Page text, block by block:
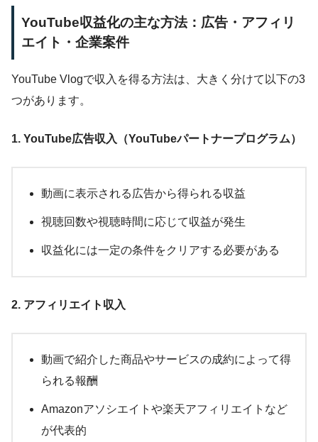
YouTube収益化の主な方法：広告・アフィリ
エイト・企業案件
YouTube Vlogで収入を得る方法は、大きく分けて以下の3
つがあります。
1. YouTube広告収入（YouTubeパートナープログラム）
動画に表示される広告から得られる収益
視聴回数や視聴時間に応じて収益が発生
収益化には一定の条件をクリアする必要がある
2. アフィリエイト収入
動画で紹介した商品やサービスの成約によって得
られる報酬
Amazonアソシエイトや楽天アフィリエイトなど
が代表的